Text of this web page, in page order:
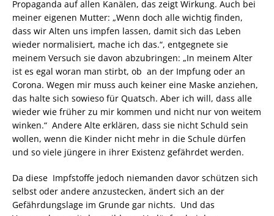
Propaganda auf allen Kanälen, das zeigt Wirkung. Auch bei
meiner eigenen Mutter: „Wenn doch alle wichtig finden,
dass wir Alten uns impfen lassen, damit sich das Leben
wieder normalisiert, mache ich das.“, entgegnete sie
meinem Versuch sie davon abzubringen: „In meinem Alter
ist es egal woran man stirbt, ob an der Impfung oder an
Corona. Wegen mir muss auch keiner eine Maske anziehen,
das halte sich sowieso für Quatsch. Aber ich will, dass alle
wieder wie früher zu mir kommen und nicht nur von weitem
winken.“ Andere Alte erklären, dass sie nicht Schuld sein
wollen, wenn die Kinder nicht mehr in die Schule dürfen
und so viele jüngere in ihrer Existenz gefährdet werden.
Da diese Impfstoffe jedoch niemanden davor schützen sich
selbst oder andere anzustecken, ändert sich an der
Gefährdungslage im Grunde gar nichts. Und das